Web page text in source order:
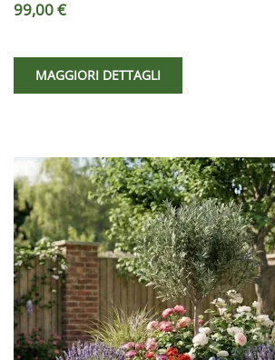
99,00 €
MAGGIORI DETTAGLI